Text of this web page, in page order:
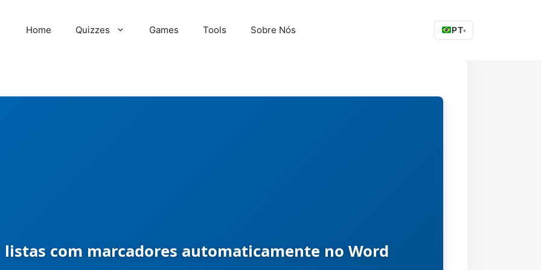
Home Quizzes Games Tools Sobre Nós PT▾
com marcadores automaticamente no Word